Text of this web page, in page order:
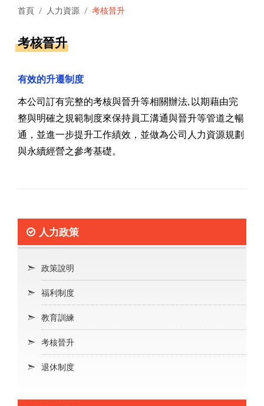
首頁 人力資源 考核晉升
考核晉升
有效的升遷制度
本公司訂有完整的考核與晉升等相關辦法, 以期藉由完
整與明確之規範制度來保持員工溝通與晉升等管道之暢
通，並進一步提升工作績效，並做為公司人力資源規劃
與永續經營之參考基礎。
人力政策
政策說明
福利制度
教育訓練
考核晉升
退休制度